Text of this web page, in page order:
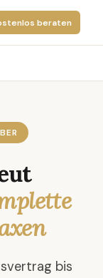
beraten
bis